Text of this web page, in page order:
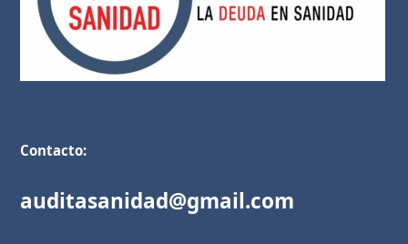
Contacto:
auditasanidad@gmail.com